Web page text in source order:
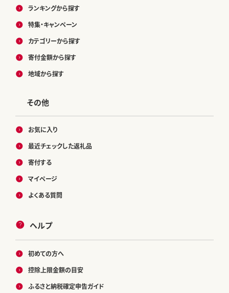
ランキングから探す
特集・キャンペーン
カテゴリーから探す
寄付金額から探す
地域から探す
その他
お気に入り
最近チェックした返礼品
寄付する
マイページ
よくある質問
ヘルプ
初めての方へ
控除上限金額の目安
ふるさと納税確定申告ガイド